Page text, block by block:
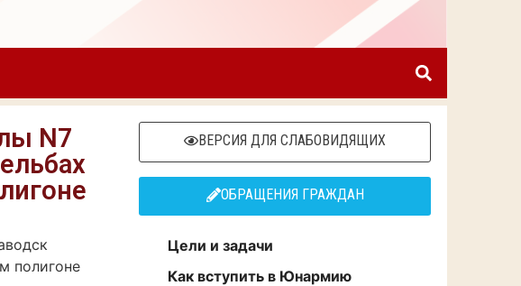
N7
полигоне
ВЕРСИЯ ДЛЯ СЛАБОВИДЯЩИХ
ОБРАЩЕНИЯ ГРАЖДАН
Цели и задачи
Как вступить в Юнармию